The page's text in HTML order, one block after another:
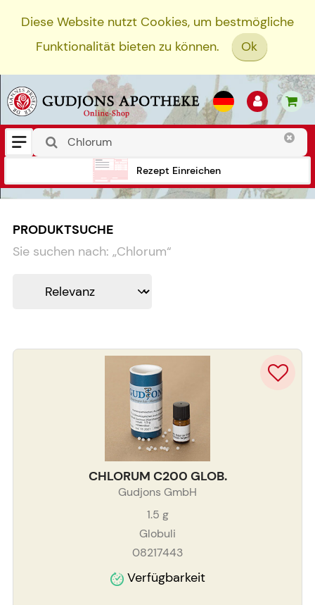
Diese Website nutzt Cookies, um bestmögliche
Funktionalität bieten zu können.
Ok
Rezept Einreichen
PRODUKTSUCHE
Sie suchen nach: „Chlorum“
CHLORUM C200 GLOB.
Gudjons GmbH
1.5 g
Globuli
08217443
Verfügbarkeit